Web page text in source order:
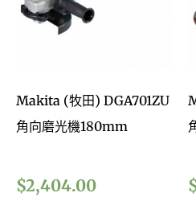
Makita (牧田) DGA701ZU
角向磨光機180mm
$2,404.00